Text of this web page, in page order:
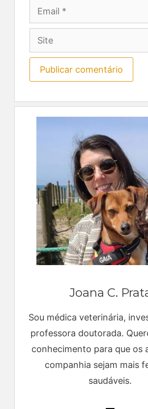
Email
Site
Joana C.
Sou médica veterinária,
professora doutorada.
conhecimento para que os
companhia sejam mais
saudáveis.